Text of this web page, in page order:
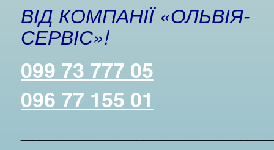
ВІД КОМПАНІЇ «ОЛЬВІЯ-
СЕРВІС»!
099 73 777 05
096 77 155 01